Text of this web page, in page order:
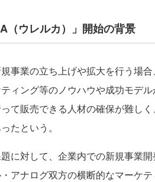
（ウレルカ）」開始の背景
事業の立ち上げや拡大を行う場合
ィング等のノウハウや成功モデ
て販売できる人材の確保が難し
たという。
に対して、企業内での新規事業
アナログ双方の横断的なマーケ